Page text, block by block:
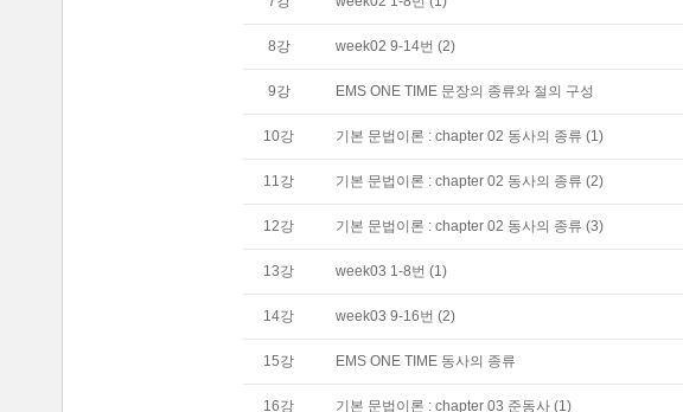
8강 week02 9-14번 (2)
9강 EMS ONE TIME 문장의 종류와 절의 구성
10강 기본 문법이론 : chapter 02 동사의 종류 (1)
11강 기본 문법이론 : chapter 02 동사의 종류 (2)
12강 기본 문법이론 : chapter 02 동사의 종류 (3)
13강 week03 1-8번 (1)
14강 week03 9-16번 (2)
15강 EMS ONE TIME 동사의 종류
16강 기본 문법이론 : chapter 03 준동사 (1)